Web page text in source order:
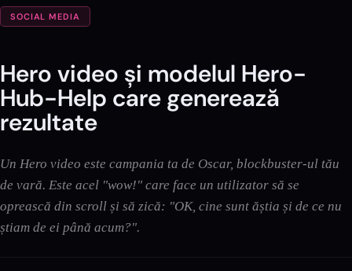
SOCIAL MEDIA
Hero video și modelul Hero-
Hub-Help care generează
rezultate
Un Hero video este campania ta de Oscar, blockbuster-ul tău
de vară. Este acel "wow!" care face un utilizator să se
oprească din scroll și să zică: "OK, cine sunt ăștia și de ce nu
știam de ei până acum?".